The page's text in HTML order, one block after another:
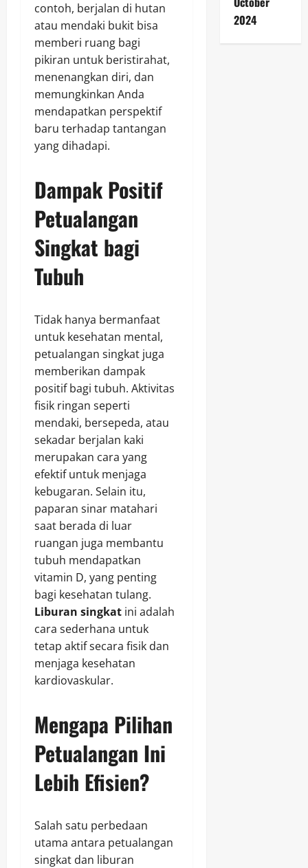
contoh, berjalan di hutan
atau mendaki bukit bisa
memberi ruang bagi
pikiran untuk beristirahat,
menenangkan diri, dan
memungkinkan Anda
mendapatkan perspektif
baru terhadap tantangan
yang dihadapi.
Dampak Positif
Petualangan
Singkat bagi
Tubuh
Tidak hanya bermanfaat
untuk kesehatan mental,
petualangan singkat juga
memberikan dampak
positif bagi tubuh. Aktivitas
fisik ringan seperti
mendaki, bersepeda, atau
sekadar berjalan kaki
merupakan cara yang
efektif untuk menjaga
kebugaran. Selain itu,
paparan sinar matahari
saat berada di luar
ruangan juga membantu
tubuh mendapatkan
vitamin D, yang penting
bagi kesehatan tulang.
Liburan singkat ini adalah
cara sederhana untuk
tetap aktif secara fisik dan
menjaga kesehatan
kardiovaskular.
Mengapa Pilihan
Petualangan Ini
Lebih Efisien?
Salah satu perbedaan
utama antara petualangan
singkat dan liburan
2024